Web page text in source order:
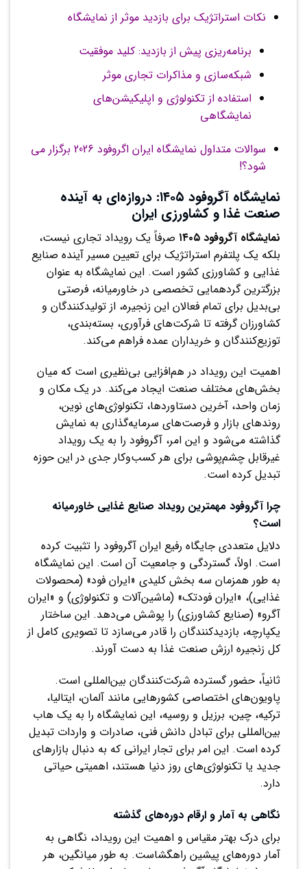
نکات استراتژیک برای بازدید موثر از نمایشگاه
برنامه‌ریزی پیش از بازدید: کلید موفقیت
شبکه‌سازی و مذاکرات تجاری موثر
استفاده از تکنولوژی و اپلیکیشن‌های
نمایشگاهی
سوالات متداول نمایشگاه ایران اگروفود 2026 برگزار می
شود؟!
نمایشگاه آگروفود ۱۴۰۵: دروازه‌ای به آینده
صنعت غذا و کشاورزی ایران
نمایشگاه آگروفود ۱۴۰۵
صرفاً یک رویداد تجاری نیست،
بلکه یک پلتفرم استراتژیک برای تعیین مسیر آینده صنایع
غذایی و کشاورزی کشور است. این نمایشگاه به عنوان
بزرگترین گردهمایی تخصصی در خاورمیانه، فرصتی
بی‌بدیل برای تمام فعالان این زنجیره، از تولیدکنندگان و
کشاورزان گرفته تا شرکت‌های فرآوری، بسته‌بندی،
توزیع‌کنندگان و خریداران عمده فراهم می‌کند.
اهمیت این رویداد در هم‌افزایی بی‌نظیری است که میان
بخش‌های مختلف صنعت ایجاد می‌کند. در یک مکان و
زمان واحد، آخرین دستاوردها، تکنولوژی‌های نوین،
روندهای بازار و فرصت‌های سرمایه‌گذاری به نمایش
گذاشته می‌شود و این امر، آگروفود را به یک رویداد
غیرقابل چشم‌پوشی برای هر کسب‌وکار جدی در این حوزه
تبدیل کرده است.
چرا آگروفود مهمترین رویداد صنایع غذایی خاورمیانه
است؟
دلایل متعددی جایگاه رفیع ایران آگروفود را تثبیت کرده
است. اولاً، گستردگی و جامعیت آن است. این نمایشگاه
به طور همزمان سه بخش کلیدی «ایران فود» (محصولات
غذایی)، «ایران فودتک» (ماشین‌آلات و تکنولوژی) و «ایران
آگرو» (صنایع کشاورزی) را پوشش می‌دهد. این ساختار
یکپارچه، بازدیدکنندگان را قادر می‌سازد تا تصویری کامل از
کل زنجیره ارزش صنعت غذا به دست آورند.
ثانیاً، حضور گسترده شرکت‌کنندگان بین‌المللی است.
پاویون‌های اختصاصی کشورهایی مانند آلمان، ایتالیا،
ترکیه، چین، برزیل و روسیه، این نمایشگاه را به یک هاب
بین‌المللی برای تبادل دانش فنی، صادرات و واردات تبدیل
کرده است. این امر برای تجار ایرانی که به دنبال بازارهای
جدید یا تکنولوژی‌های روز دنیا هستند، اهمیتی حیاتی
دارد.
نگاهی به آمار و ارقام دوره‌های گذشته
برای درک بهتر مقیاس و اهمیت این رویداد، نگاهی به
آمار دوره‌های پیشین راهگشاست. به طور میانگین، هر